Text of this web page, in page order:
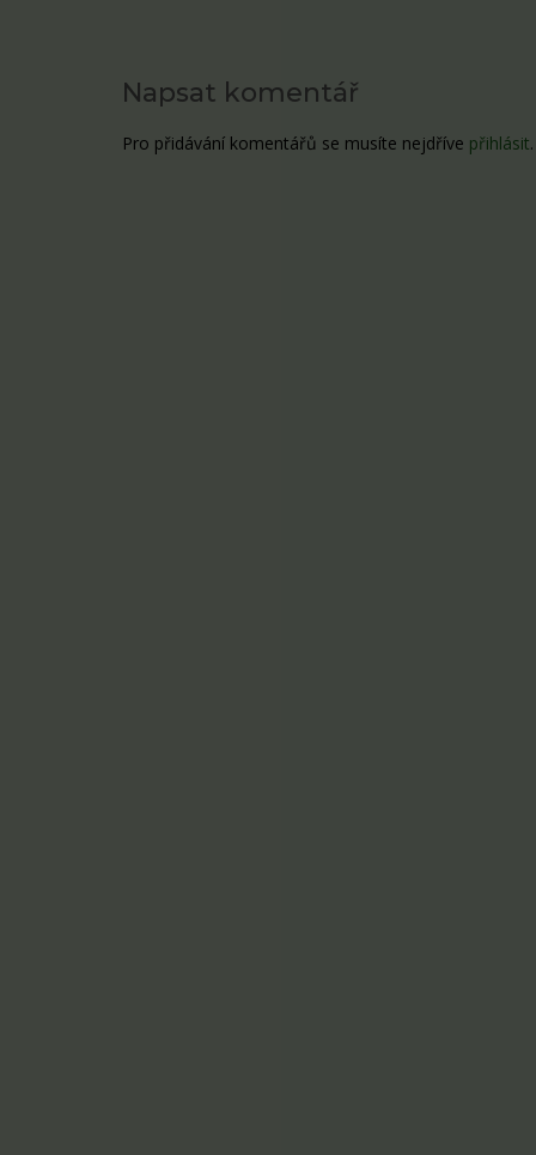
Napsat komentář
Pro přidávání komentářů se musíte nejdříve přihlásit.